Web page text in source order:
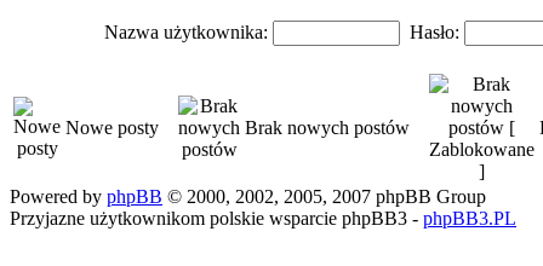
Nazwa użytkownika: Hasło:
Nowe posty Brak nowych postów
Powered by phpBB © 2000, 2002, 2005, 2007 phpBB Group
Przyjazne użytkownikom polskie wsparcie phpBB3 - phpBB3.PL